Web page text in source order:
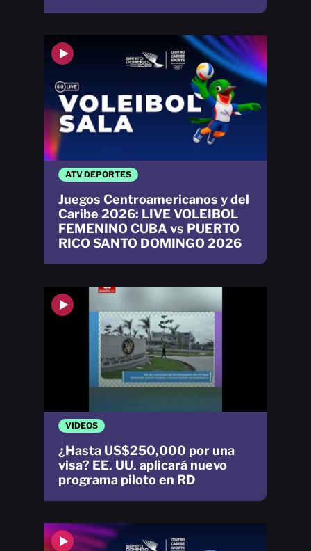
VIDEOS
¿Hasta US$250,000 por una
visa? EE. UU. aplicará nuevo
programa piloto en RD
ATV DEPORTES
Juegos Centroamericanos y del
Caribe 2026: LIVE VOLEIBOL
FEMENINO CUBA vs PUERTO
RICO SANTO DOMINGO 2026